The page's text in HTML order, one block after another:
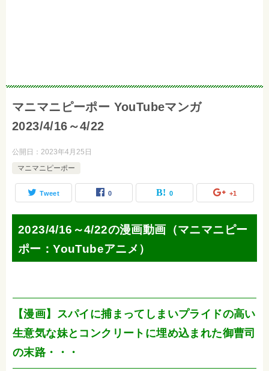
マニマニピーポー YouTubeマンガ
2023/4/16～4/22
公開日： 2023年4月25日
マニマニピーポー
Tweet 0 0 +1
2023/4/16～4/22の漫画動画（マニマニピー
ポー：YouTubeアニメ）
【漫画】スパイに捕まってしまいプライドの高い
生意気な妹とコンクリートに埋め込まれた御曹司
の末路・・・